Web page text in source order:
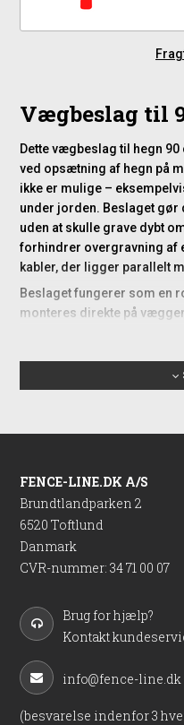
Vægbeslag til
Dette vægbeslag til hegn
ved opsætning af hegn på
ikke er mulige –
under jorden. Beslaget gør
uden at skulle grave dybt
forhindrer overgravning af
kabler, der ligger parallelt
Beslaget fungerer som en
monteres direkte på
Vægt: 3 kg
FENCE-LINE.DK A/S
Brundtlandparken 2
6520 Toftlund
Danmark
CVR-nummer: 34 71 00 07
Brug for hjælp?
Kontakt
info@fence-line.dk
(besvarelse indenfor 3